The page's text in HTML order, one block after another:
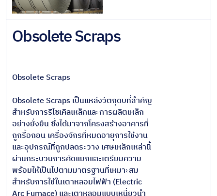
เหล็กท่อ
และเหล็ก
โครงสร้าง
แบบท่อ
หลังคา
เหล็ก
ผสมและ
เหล็ก
พิเศษ
โลหะที่
ไม่ใช่เหล็ก
Obsolete Scraps
Obsolete Scraps
Obsolete Scraps เป็นแหล่งวัตถุดิบที่สำคัญ
สำหรับการรีไซเคิลเหล็กและการผลิตเหล็ก
อย่างยั่งยืน ซึ่งได้มาจากโครงสร้างอาคารที่
ถูกรื้อถอน เครื่องจักรที่หมดอายุการใช้งาน
และอุปกรณ์ที่ถูกปลดระวาง เศษเหล็กเหล่านี้
ผ่านกระบวนการคัดแยกและเตรียมความ
พร้อมให้เป็นไปตามมาตรฐานที่เหมาะสม
สำหรับการใช้ในเตาหลอมไฟฟ้า (Electric